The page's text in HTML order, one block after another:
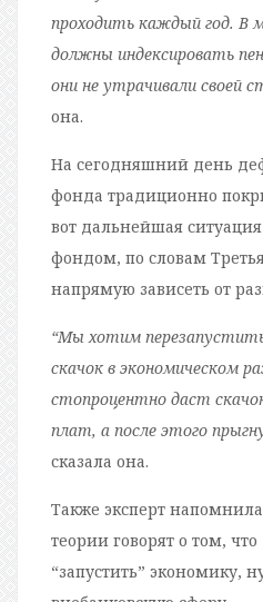
проходить каждый год. В
должны индексировать
они не утрачивали своей
она.
На сегодняшний день
фонда традиционно
вот дальнейшая
фондом, по словам
напрямую зависеть от
“Мы хотим
скачок в экономическом
стопроцентно даст
плат, а после этого
сказала она.
Также эксперт
теории говорят о том,
“запустить” экономику,